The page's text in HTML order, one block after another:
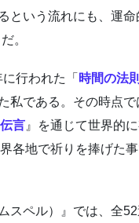
という流れにも、運
。
行われた「 時間の法
私である。その時点
言 』を通じて世界的
各地で祈りを捧げた
スペル）』では、全